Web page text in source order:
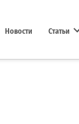
Новости Статьи